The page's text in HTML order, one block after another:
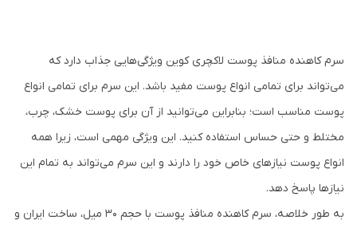
سرم کاهنده منافذ پوست لاکچری کوین ویژگی‌هایی جذاب دارد که
می‌تواند برای تمامی انواع پوست مفید باشد. این سرم برای تمامی انواع
پوست مناسب است؛ بنابراین می‌توانید از آن برای پوست خشک، چرب،
مختلط و حتی حساس استفاده کنید. این ویژگی مهمی است، زیرا همه
انواع پوست نیازهای خاص خود را دارند و این سرم می‌تواند به تمام این
نیازها پاسخ دهد.
به طور خلاصه، سرم کاهنده منافذ پوست با حجم ۳۰ میل، ساخت ایران و